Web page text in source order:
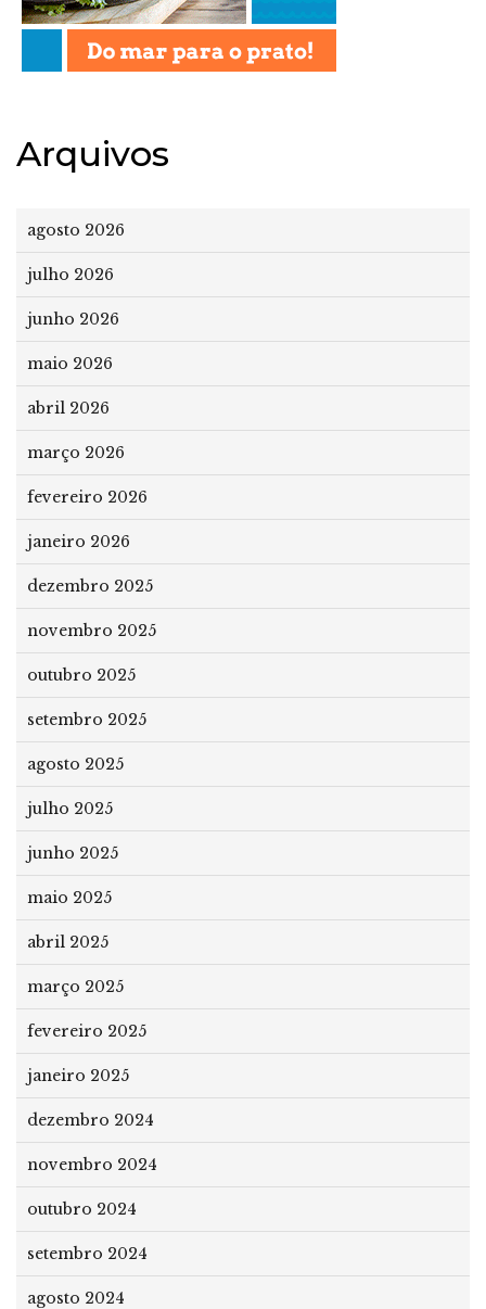
Arquivos
agosto 2026
julho 2026
junho 2026
maio 2026
abril 2026
março 2026
fevereiro 2026
janeiro 2026
dezembro 2025
novembro 2025
outubro 2025
setembro 2025
agosto 2025
julho 2025
junho 2025
maio 2025
abril 2025
março 2025
fevereiro 2025
janeiro 2025
dezembro 2024
novembro 2024
outubro 2024
setembro 2024
agosto 2024